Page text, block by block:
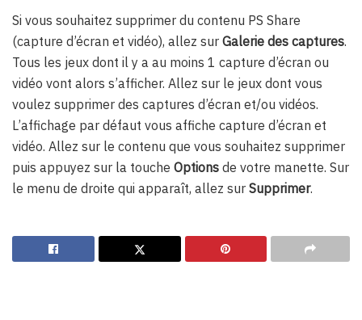
Si vous souhaitez supprimer du contenu PS Share
(capture d’écran et vidéo), allez sur Galerie des captures.
Tous les jeux dont il y a au moins 1 capture d’écran ou
vidéo vont alors s’afficher. Allez sur le jeux dont vous
voulez supprimer des captures d’écran et/ou vidéos.
L’affichage par défaut vous affiche capture d’écran et
vidéo. Allez sur le contenu que vous souhaitez supprimer
puis appuyez sur la touche Options de votre manette. Sur
le menu de droite qui apparaît, allez sur Supprimer.